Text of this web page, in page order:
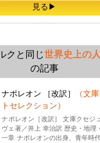
見る▶
クと同じ世界史上の
の記事
ナポレオン ［改訳］
（文
トセレクション）
ナポレオン［改訳］ 文庫クセジ
ヴェ著／井上 幸治訳 歴史・地理
一章 ナポレオンの出身、青年時